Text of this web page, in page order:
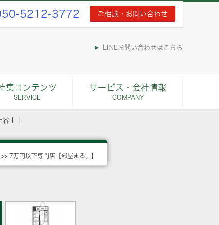
5212-3772 ご相談・お問い合わせ
LINEお問い合わせはこちら
集コンテンツ
SERVICE
サービス・会社情報
COMPANY
ＩＩ
7万円以下専門店【部屋まる。】